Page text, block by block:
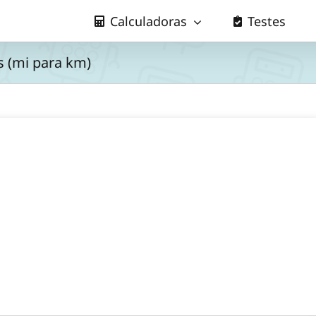
Calculadoras Testes
(mi para km)